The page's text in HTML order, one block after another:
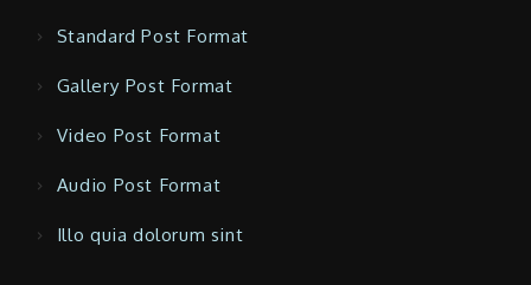
Standard Post Format
Gallery Post Format
Video Post Format
Audio Post Format
Illo quia dolorum sint